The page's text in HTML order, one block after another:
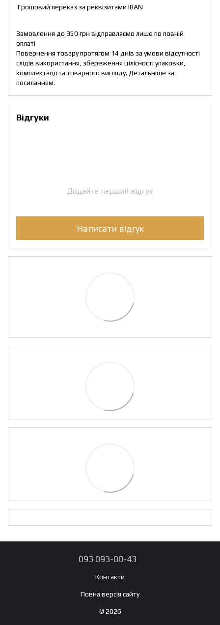
Грошовий переказ за реквізитами IBAN
Замовлення до 350 грн відправляємо лише по повній
оплаті
Повернення товару протягом 14 днів за умови відсутності
слідів використання, збереження цілісності упаковки,
комплектації та товарного вигляду. Детальніше за
посиланням.
Відгуки
Додайте перший відгук
Написати відгук
093 093-00-43
Контакти
Повна версія сайту
© 2026